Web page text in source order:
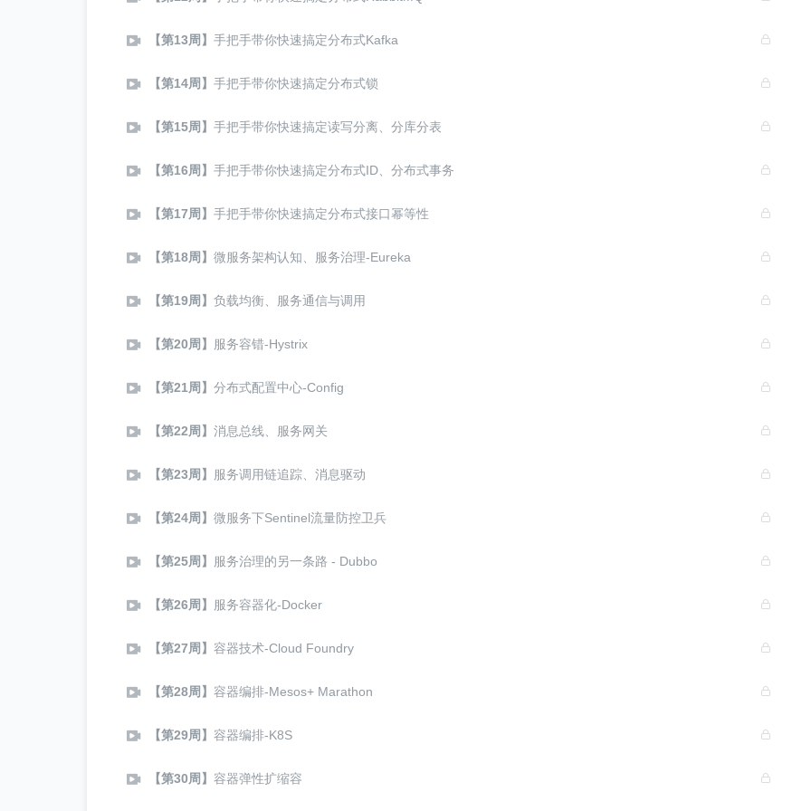
【第13周】 手把手带你快速搞定分布式Kafka
【第14周】 手把手带你快速搞定分布式锁
【第15周】 手把手带你快速搞定读写分离、分库分表
【第16周】 手把手带你快速搞定分布式ID、分布式事务
【第17周】 手把手带你快速搞定分布式接口幂等性
【第18周】 微服务架构认知、服务治理-Eureka
【第19周】 负载均衡、服务通信与调用
【第20周】 服务容错-Hystrix
【第21周】 分布式配置中心-Config
【第22周】 消息总线、服务网关
【第23周】 服务调用链追踪、消息驱动
【第24周】 微服务下Sentinel流量防控卫兵
【第25周】 服务治理的另一条路 - Dubbo
【第26周】 服务容器化-Docker
【第27周】 容器技术-Cloud Foundry
【第28周】 容器编排-Mesos+ Marathon
【第29周】 容器编排-K8S
【第30周】 容器弹性扩缩容